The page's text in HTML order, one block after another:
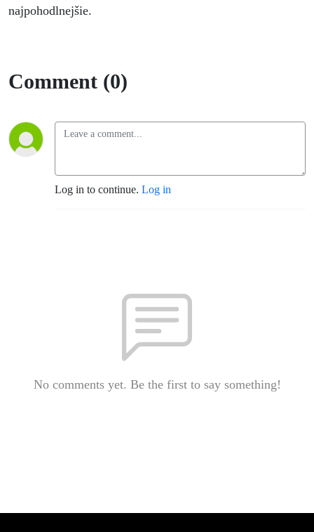
najpohodlnejšie.
Comment (0)
Log in to continue. Log in
No comments yet. Be the first to say something!